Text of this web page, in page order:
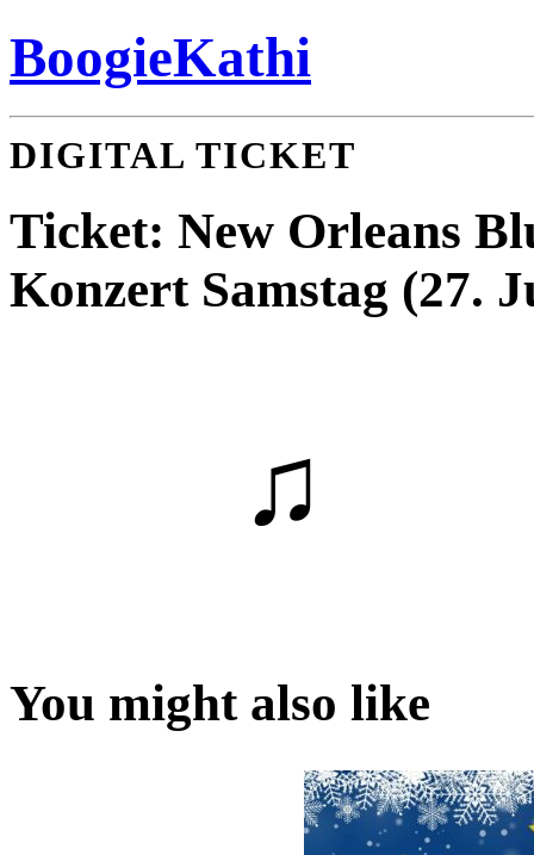
BoogieKathi
DIGITAL TICKET
Ticket: New Orleans
Konzert Samstag (27.
♫
You might also like